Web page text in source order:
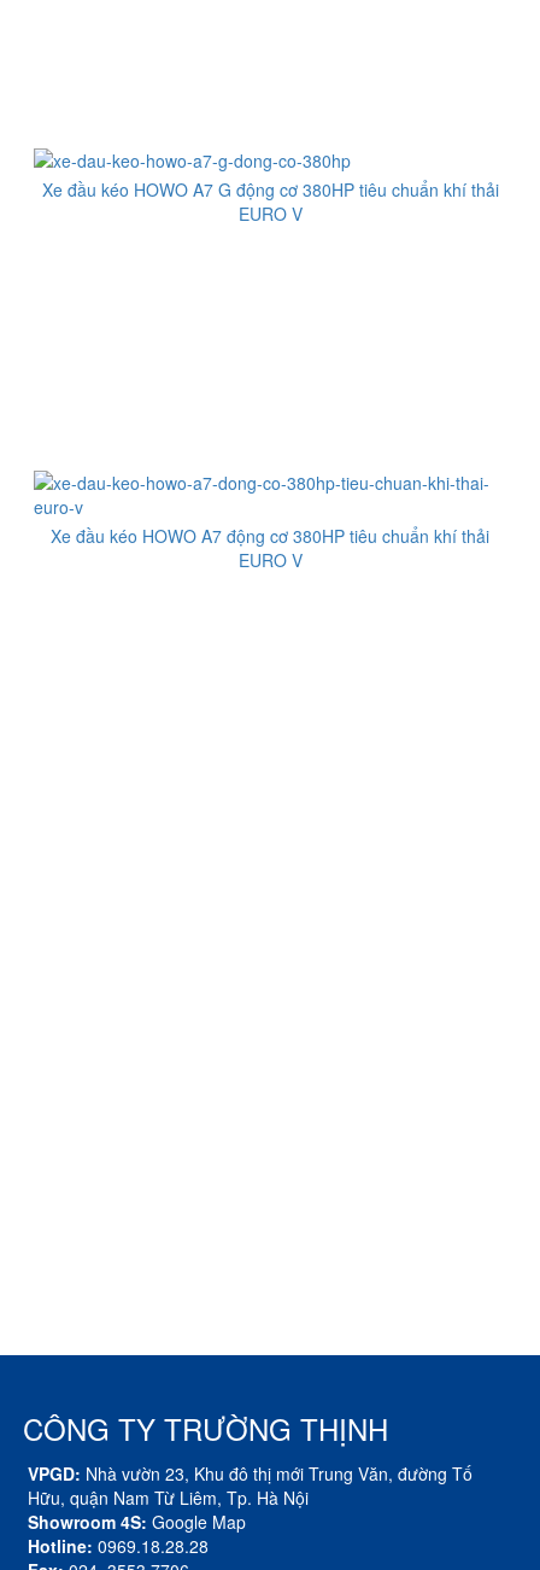
Xe đầu kéo HOWO A7 G động cơ 380HP tiêu chuẩn khí thải
EURO V
Xe đầu kéo HOWO A7 động cơ 380HP tiêu chuẩn khí thải
EURO V
CÔNG TY TRƯỜNG THỊNH
VPGD: Nhà vườn 23, Khu đô thị mới Trung Văn, đường Tố
Hữu, quận Nam Từ Liêm, Tp. Hà Nội
Showroom 4S: Google Map
Hotline: 0969.18.28.28